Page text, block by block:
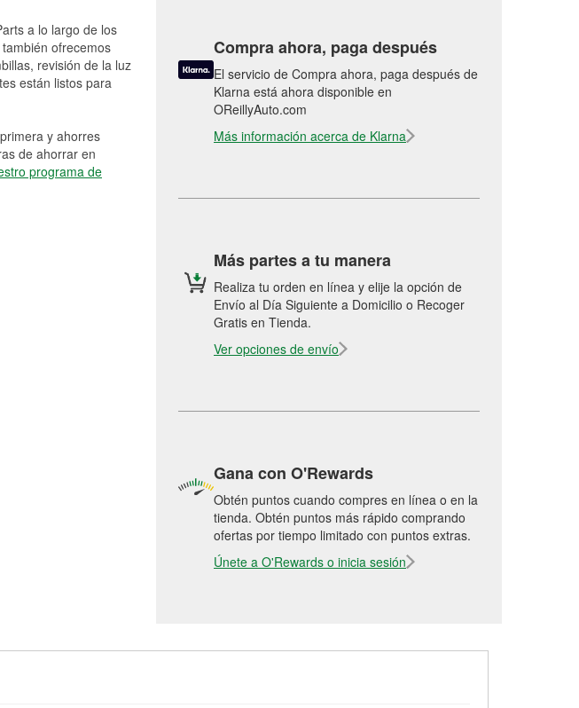
a lo largo de los
ofrecemos
revisión de la luz
están listos para
y ahorres
de ahorrar en
programa de
Compra ahora, paga después
El servicio de Compra ahora, paga después de
Klarna está ahora disponible en
OReillyAuto.com
Más información acerca de Klarna
Más partes a tu manera
Realiza tu orden en línea y elije la opción de
Envío al Día Siguiente a Domicilio o Recoger
Gratis en Tienda.
Ver opciones de envío
Gana con O'Rewards
Obtén puntos cuando compres en línea o en la
tienda. Obtén puntos más rápido comprando
ofertas por tiempo limitado con puntos extras.
Únete a O'Rewards o inicia sesión